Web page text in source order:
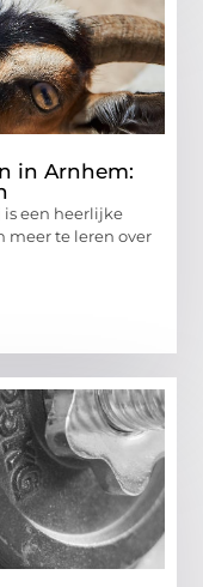
in Arnhem:
een heerlijke
meer te leren over